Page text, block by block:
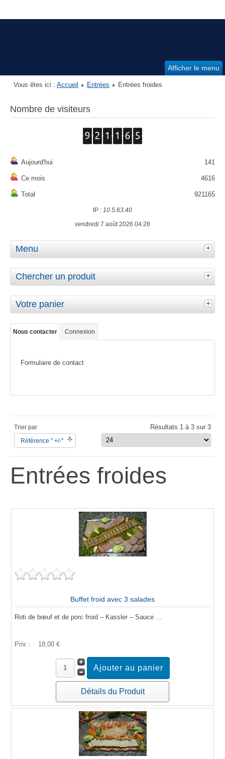
Afficher le menu
Vous êtes ici : Accueil Entrées Entrées froides
Nombre de visiteurs
Aujourd'hui 141
Ce mois 4616
Total 921165
IP : 10.5.63.40
vendredi 7 août 2026 04:28
Menu
Chercher un produit
Votre panier
Nous contacter Connexion
Formulaire de contact
Trier par
Référence " +/-"
Résultats 1 à 3 sur 3
Entrées froides
Buffet froid avec 3 salades
Roti de bœuf et de porc froid – Kassler – Sauce ...
Prix : 18,00 €
Détails du Produit